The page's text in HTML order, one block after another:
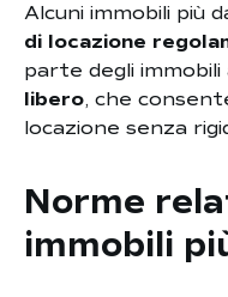
Alcuni immobili più
di locazione
parte degli
libero, che
locazione senza
Norme
immobili